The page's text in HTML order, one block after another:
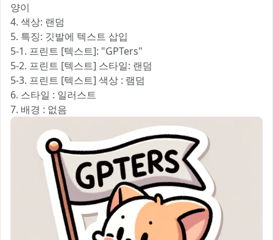
양이
4. 색상: 랜덤
5. 특징: 깃발에 텍스트 삽입
5-1. 프린트 [텍스트]: "GPTers"
5-2. 프린트 [텍스트] 스타일: 랜덤
5-3. 프린트 [텍스트] 색상 : 램덤
6. 스타일 : 일러스트
7. 배경 : 없음